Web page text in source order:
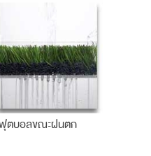
ฟุตบอลขณะฝนตก